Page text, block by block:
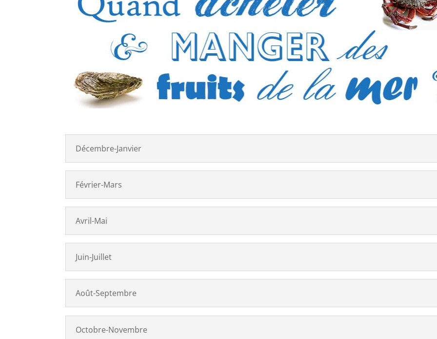
Décembre-Janvier
Février-Mars
Avril-Mai
Juin-Juillet
Août-Septembre
Octobre-Novembre